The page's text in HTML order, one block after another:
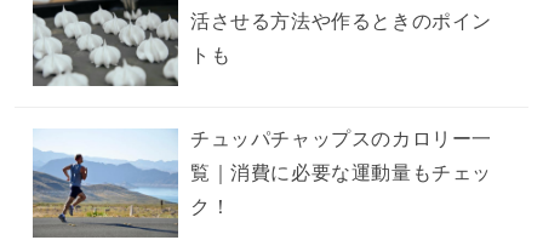
活させる方法や作るときのポイン
トも
チュッパチャップスのカロリー一
覧｜消費に必要な運動量もチェッ
ク！